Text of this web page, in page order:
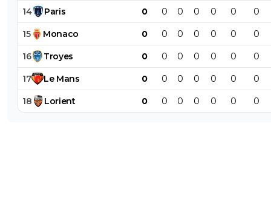
14 Paris 0 0 0 0 0 0 0
15 Monaco 0 0 0 0 0 0 0
16 Troyes 0 0 0 0 0 0 0
17 Le Mans 0 0 0 0 0 0 0
18 Lorient 0 0 0 0 0 0 0